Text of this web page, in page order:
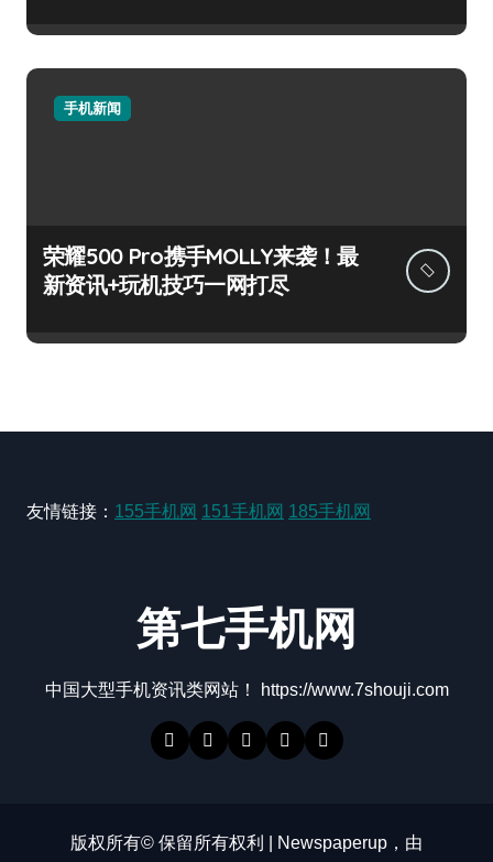
手机新闻
荣耀500 Pro携手MOLLY来袭！最
新资讯+玩机技巧一网打尽
友情链接： 155手机网 151手机网 185手机网
第七手机网
中国大型手机资讯类网站！ https://www.7shouji.com
版权所有© 保留所有权利 Newspaperup ，由